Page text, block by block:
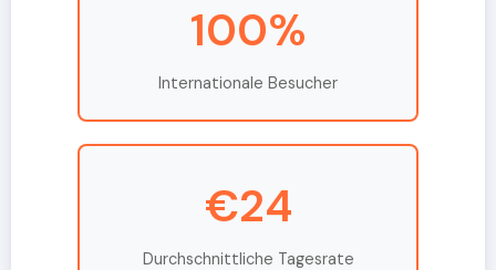
100%
Internationale Besucher
€24
Durchschnittliche Tagesrate